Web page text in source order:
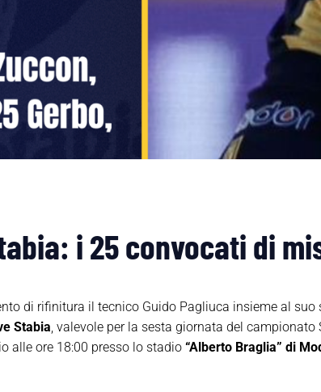
i 25 convocati di
di rifinitura il tecnico Guido Pagliuca insieme al suo
Stabia, valevole per la sesta giornata del campionato
alle ore 18:00 presso lo stadio “Alberto Braglia” di